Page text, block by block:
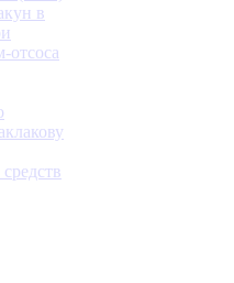
в
отсоса